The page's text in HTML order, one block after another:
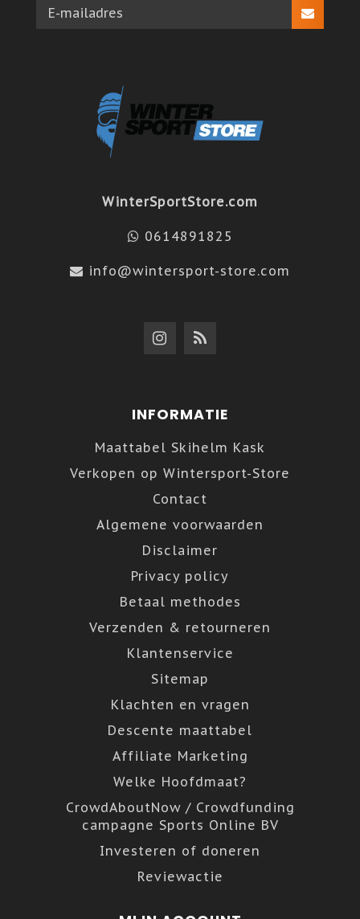
WinterSportStore.com
0614891825
info@wintersport-store.com
INFORMATIE
Maattabel Skihelm Kask
Verkopen op Wintersport-Store
Contact
Algemene voorwaarden
Disclaimer
Privacy policy
Betaal methodes
Verzenden & retourneren
Klantenservice
Sitemap
Klachten en vragen
Descente maattabel
Affiliate Marketing
Welke Hoofdmaat?
CrowdAboutNow / Crowdfunding
campagne Sports Online BV
Investeren of doneren
Reviewactie